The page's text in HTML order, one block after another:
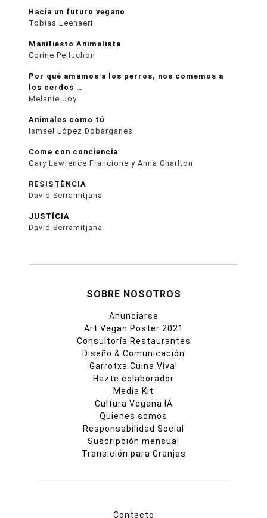
Hacia un futuro vegano
Tobias Leenaert
Manifiesto Animalista
Corine Pelluchon
Por qué amamos a los perros, nos comemos a
los cerdos …
Melanie Joy
Animales como tú
Ismael López Dobarganes
Come con conciencia
Gary Lawrence Francione y Anna Charlton
RESISTÈNCIA
David Serramitjana
JUSTÍCIA
David Serramitjana
SOBRE NOSOTROS
Anunciarse
Art Vegan Poster 2021
Consultoría Restaurantes
Diseño & Comunicación
Garrotxa Cuina Viva!
Hazte colaborador
Media Kit
Cultura Vegana IA
Quienes somos
Responsabilidad Social
Suscripción mensual
Transición para Granjas
Contacto